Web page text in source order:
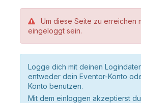
Um diese Seite zu erreichen
eingeloggt sein.
Logge dich mit deinen
entweder dein Eventor-Konto
Konto benutzen.
Mit dem einloggen akzeptierst